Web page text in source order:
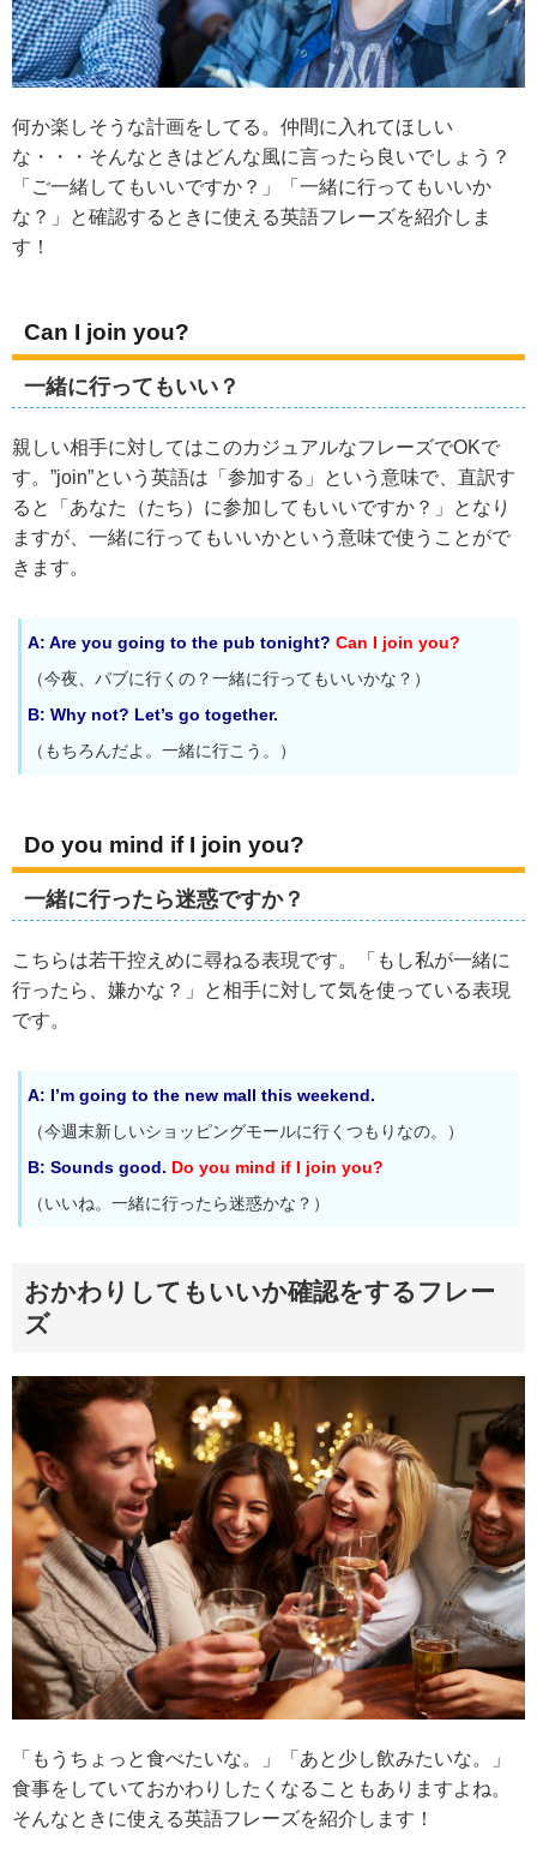
何か楽しそうな計画をしてる。仲間に入れてほしい
な・・・そんなときはどんな風に言ったら良いでしょう？
「ご一緒してもいいですか？」「一緒に行ってもいいか
な？」と確認するときに使える英語フレーズを紹介しま
す！
Can I join you?
一緒に行ってもいい？
親しい相手に対してはこのカジュアルなフレーズでOKで
す。”join”という英語は「参加する」という意味で、直訳す
ると「あなた（たち）に参加してもいいですか？」となり
ますが、一緒に行ってもいいかという意味で使うことがで
きます。
A: Are you going to the pub tonight? Can I join you?
（今夜、パブに行くの？一緒に行ってもいいかな？）
B: Why not? Let’s go together.
（もちろんだよ。一緒に行こう。）
Do you mind if I join you?
一緒に行ったら迷惑ですか？
こちらは若干控えめに尋ねる表現です。「もし私が一緒に
行ったら、嫌かな？」と相手に対して気を使っている表現
です。
A: I’m going to the new mall this weekend.
（今週末新しいショッピングモールに行くつもりなの。）
B: Sounds good. Do you mind if I join you?
（いいね。一緒に行ったら迷惑かな？）
おかわりしてもいいか確認をするフレー
ズ
「もうちょっと食べたいな。」「あと少し飲みたいな。」
食事をしていておかわりしたくなることもありますよね。
そんなときに使える英語フレーズを紹介します！